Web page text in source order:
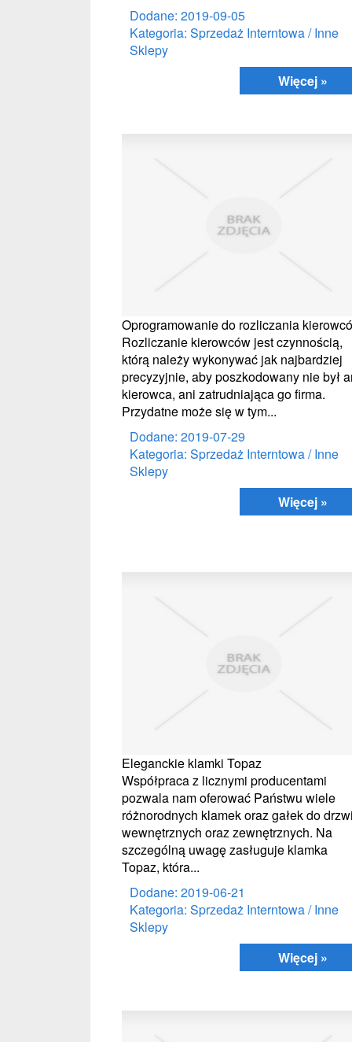
Dodane: 2019-09-05
Kategoria: Sprzedaż Interntowa / Inne
Sklepy
Więcej »
Oprogramowanie do rozliczania
Rozliczanie kierowców jest czynnością,
którą należy wykonywać jak najbardziej
precyzyjnie, aby poszkodowany nie był
kierowca, ani zatrudniająca go firma.
Przydatne może się w tym...
Dodane: 2019-07-29
Kategoria: Sprzedaż Interntowa / Inne
Sklepy
Więcej »
Eleganckie klamki Topaz
Współpraca z licznymi producentami
pozwala nam oferować Państwu wiele
różnorodnych klamek oraz gałek do
wewnętrznych oraz zewnętrznych. Na
szczególną uwagę zasługuje klamka
Topaz, która...
Dodane: 2019-06-21
Kategoria: Sprzedaż Interntowa / Inne
Sklepy
Więcej »